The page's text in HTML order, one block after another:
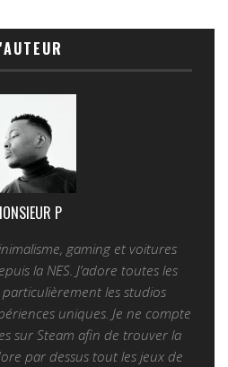
P
gaming et voitures
la NES. J’adore toutes les
particulièrement les studios
uniques. Je ne compte
sur Steam afin de trouver la
par dessus tout les jeux de